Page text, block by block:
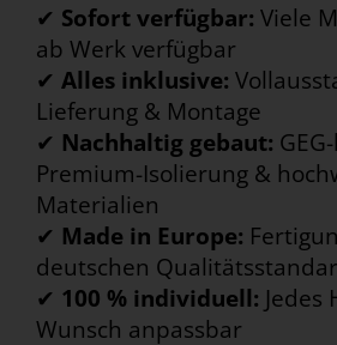
✔ Sofort verfügbar: Viele
ab Werk verfügbar
✔ Alles inklusive:
Lieferung & Montage
✔ Nachhaltig gebaut:
Premium-Isolierung &
Materialien
✔ Made in Europe:
deutschen
✔ 100 % individuell: Jedes
Wunsch anpassbar